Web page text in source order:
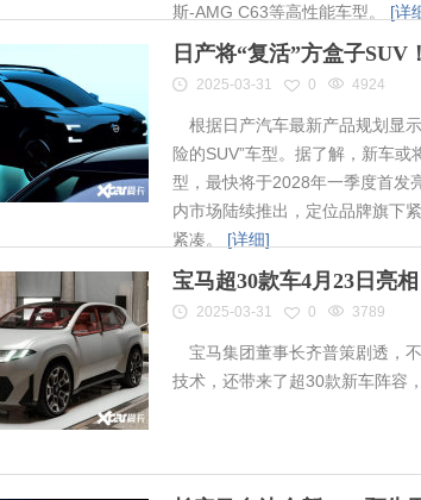
斯-AMG C63等高性能车型。 [详
日产将“复活”方盒子
2025-03-31 0 4924
根据日产汽车最新产品规划显
险的SUV”车型。据了解，新车或
型，最快将于2028年一季度首发
内市场陆续推出，定位品牌旗下
紧凑。 [详细]
宝马超30款车4月23日亮
2025-03-31 0 3789
宝马集团董事长齐普策剧透，
技术，还带来了超30款新车阵容